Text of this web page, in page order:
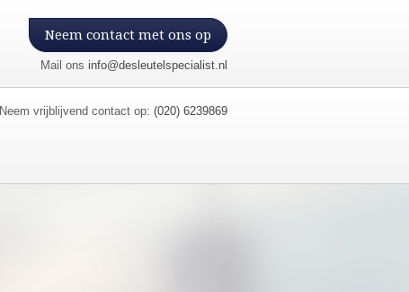
Neem contact met ons op
Mail ons info@desleutelspecialist.nl
Neem vrijblijvend contact op: (020) 6239869